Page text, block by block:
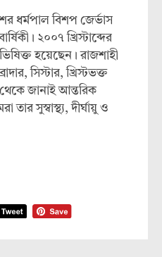
ধর্মপাল বিশপ জের্ভাস
২০০৭ খ্রিস্টাব্দের
হয়েছেন। রাজশাহী
সিস্টার, খ্রিস্টভক্ত
জানাই আন্তরিক
সুস্বাস্থ্য, দীর্ঘায়ু ও